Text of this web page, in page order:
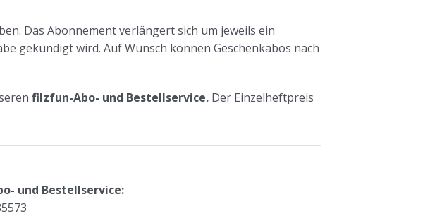
Das Abonnement verlängert sich um jeweils ein
gekündigt wird. Auf Wunsch können Geschenkabos nach
filzfun-Abo- und Bestellservice. Der Einzelheftpreis
und Bestellservice: